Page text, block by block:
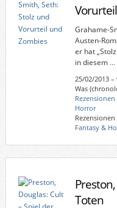
Grahame-
Austen-
er hat
in diesem …
25/02/2013–
Was
Rezensionen
Horror
Fantasy &
Toten